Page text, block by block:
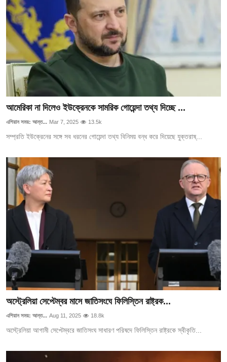
আমেরিকা না দিলেও ইউক্রেনকে সামরিক গোয়েন্দা তথ্য দিচ্ছে ...
এশিয়ান সময়: আন্ত... Mar 7, 2025 13.5k
সম্প্রতি ইউক্রেনের সঙ্গে সব ধরনের গোয়েন্দা তথ্য বিনিময় বন্ধ করে দিয়েছে যুক্তরাষ্...
অস্ট্রেলিয়া সেপ্টেম্বর মাসে জাতিসংঘে ফিলিস্তিন রাষ্ট্রক...
এশিয়ান সময়: আন্ত... Aug 11, 2025 18.8k
অস্ট্রেলিয়া আগামী সেপ্টেম্বরে জাতিসংঘ সাধারণ পরিষদে ফিলিস্তিন রাষ্ট্রকে স্বীকৃতি...